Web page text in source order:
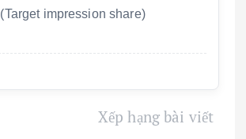
(Target impression share)
Xếp hạng bài viết